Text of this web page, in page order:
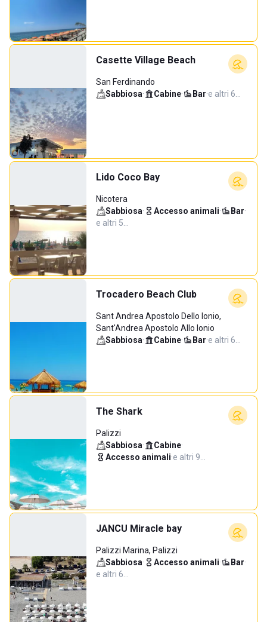
Casette Village Beach
San Ferdinando
Sabbiosa· Cabine· Bar·e altri 6…
Lido Coco Bay
Nicotera
Sabbiosa· Accesso animali· Bar·
e altri 5…
Trocadero Beach Club
Sant Andrea Apostolo Dello Ionio,
Sant'Andrea Apostolo Allo Ionio
Sabbiosa· Cabine· Bar·e altri 6…
The Shark
Palizzi
Sabbiosa· Cabine·
Accesso animali·e altri 9…
JANCU Miracle bay
Palizzi Marina, Palizzi
Sabbiosa· Accesso animali· Bar·
e altri 6…